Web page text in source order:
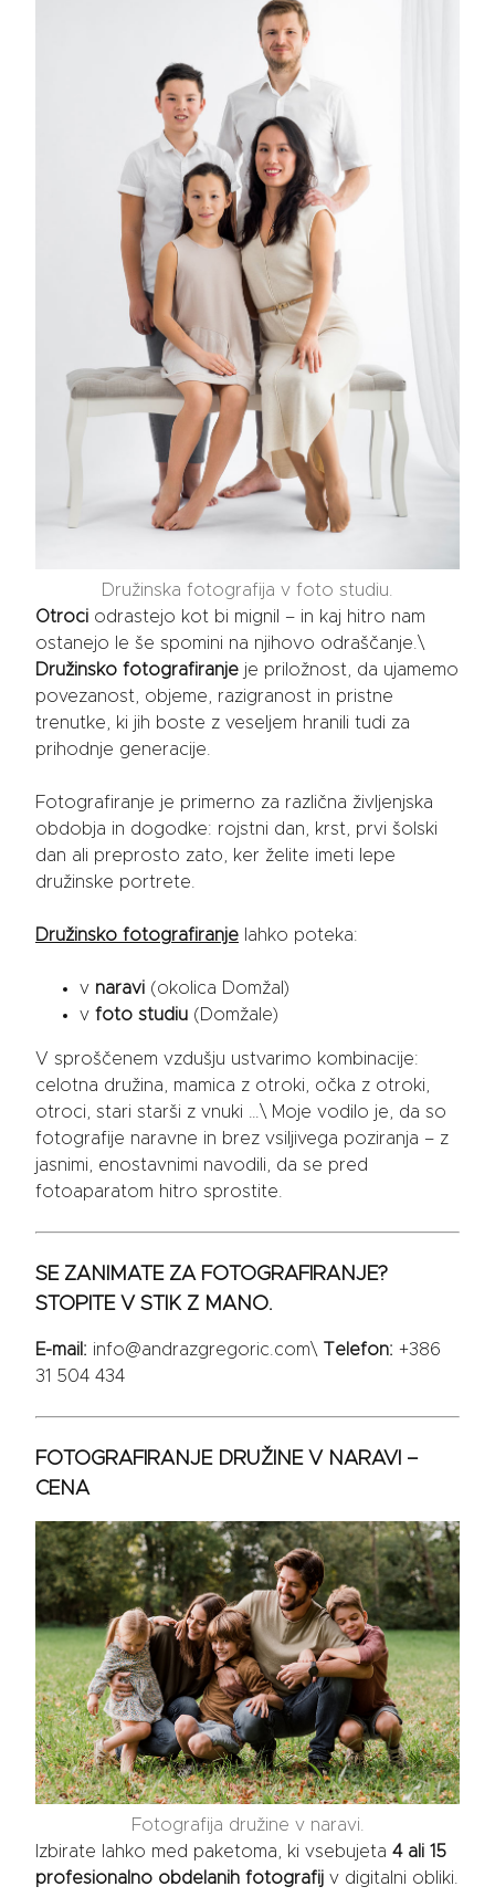
Družinska fotografija v foto studiu.
Otroci odrastejo kot bi mignil – in kaj hitro nam
ostanejo le še spomini na njihovo odraščanje.\
Družinsko fotografiranje je priložnost, da ujamemo
povezanost, objeme, razigranost in pristne
trenutke, ki jih boste z veseljem hranili tudi za
prihodnje generacije.
Fotografiranje je primerno za različna življenjska
obdobja in dogodke: rojstni dan, krst, prvi šolski
dan ali preprosto zato, ker želite imeti lepe
družinske portrete.
Družinsko fotografiranje lahko poteka:
v naravi (okolica Domžal)
v foto studiu (Domžale)
V sproščenem vzdušju ustvarimo kombinacije:
celotna družina, mamica z otroki, očka z otroki,
otroci, stari starši z vnuki …\ Moje vodilo je, da so
fotografije naravne in brez vsiljivega poziranja – z
jasnimi, enostavnimi navodili, da se pred
fotoaparatom hitro sprostite.
SE ZANIMATE ZA FOTOGRAFIRANJE?
STOPITE V STIK Z MANO.
E-mail: info@andrazgregoric.com\ Telefon: +386
31 504 434
FOTOGRAFIRANJE DRUŽINE V NARAVI –
CENA
Fotografija družine v naravi.
Izbirate lahko med paketoma, ki vsebujeta 4 ali 15
profesionalno obdelanih fotografij v digitalni obliki.